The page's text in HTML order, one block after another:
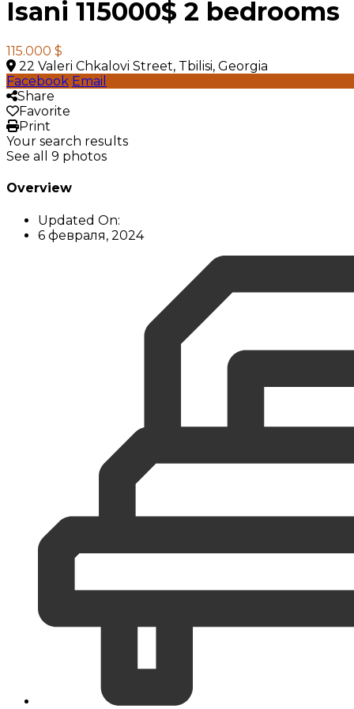
Isani 115000$ 2 bedrooms
115.000 $
22 Valeri Chkalovi Street, Tbilisi, Georgia
Facebook Email
Share
Favorite
Print
Your search results
See all 9 photos
Overview
Updated On:
6 февраля, 2024